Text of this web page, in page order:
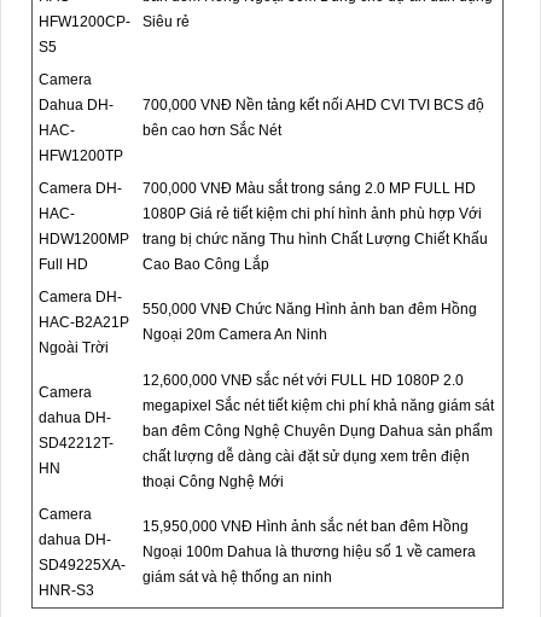
HFW1200CP-
S5
Siêu rẻ
Camera
Dahua DH-
HAC-
HFW1200TP
700,000 VNĐ Nền tảng kết nối AHD CVI TVI BCS độ
bên cao hơn Sắc Nét
Camera DH-
HAC-
HDW1200MP
Full HD
700,000 VNĐ Màu sắt trong sáng 2.0 MP FULL HD
1080P Giá rẻ tiết kiệm chi phí hình ảnh phù hợp Với
trang bị chức năng Thu hình Chất Lượng Chiết Khấu
Cao Bao Công Lắp
Camera DH-
HAC-B2A21P
Ngoài Trời
550,000 VNĐ Chức Năng Hình ảnh ban đêm Hồng
Ngoại 20m Camera An Ninh
Camera
dahua DH-
SD42212T-
HN
12,600,000 VNĐ sắc nét với FULL HD 1080P 2.0
megapixel Sắc nét tiết kiệm chi phí khả năng giám sát
ban đêm Công Nghệ Chuyên Dụng Dahua sản phẩm
chất lượng dễ dàng cài đặt sử dụng xem trên điện
thoại Công Nghệ Mới
Camera
dahua DH-
SD49225XA-
HNR-S3
15,950,000 VNĐ Hình ảnh sắc nét ban đêm Hồng
Ngoại 100m Dahua là thương hiệu số 1 về camera
giám sát và hệ thống an ninh